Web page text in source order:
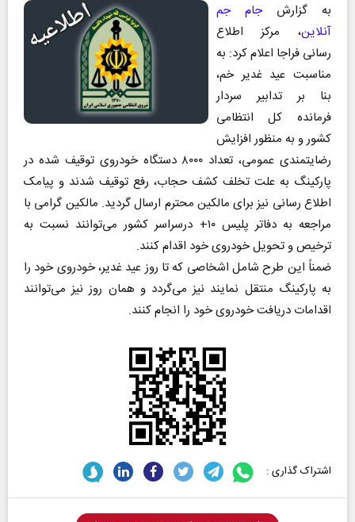
به گزارشجام جم
آنلاین، مرکز اطلاع
رسانی فراجا اعلام کرد: به
مناسبت عید غدیر خم،
بنا بر تدابیر سردار
فرمانده کل انتظامی
کشور و به منظور افزایش
رضایتمندی عمومی، تعداد ۸۰۰۰ دستگاه خودروی توقیف شده در
پارکینگ به علت تخلف کشف حجاب، رفع توقیف شدند و پیامک
اطلاع رسانی نیز برای مالکین محترم ارسال گردید. مالکین گرامی با
مراجعه به دفاتر پلیس ۱۰+ درسراسر کشور می‌توانند نسبت به
ترخیص و تحویل خودروی خود اقدام کنند.
ضمناً این طرح شامل اشخاصی که تا روز عید غدیر، خودروی خود را
به پارکینگ منتقل نمایند نیز می‌گردد و همان روز نیز می‌توانند
اقدامات دریافت خودروی خود را انجام کنند.
اشتراک گذاری :